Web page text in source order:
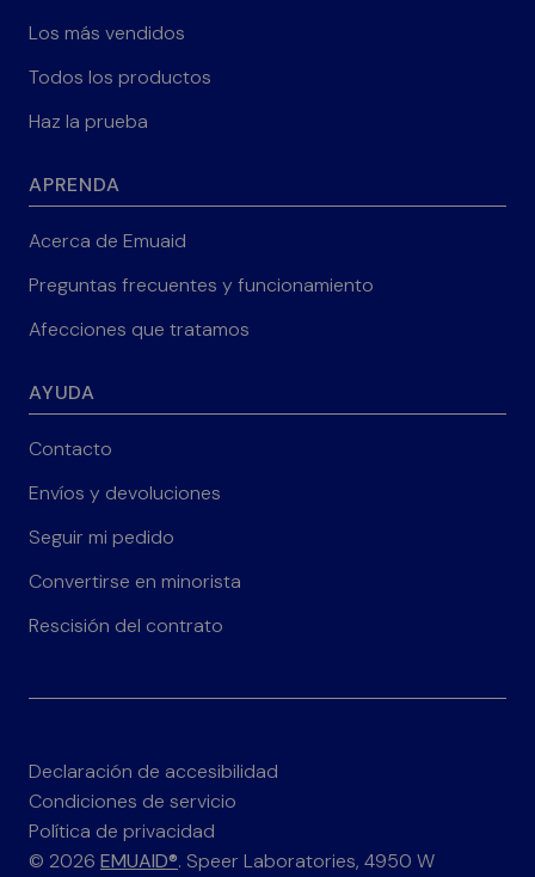
Los más vendidos
Todos los productos
Haz la prueba
APRENDA
Acerca de Emuaid
Preguntas frecuentes y funcionamiento
Afecciones que tratamos
AYUDA
Contacto
Envíos y devoluciones
Seguir mi pedido
Convertirse en minorista
Rescisión del contrato
Declaración de accesibilidad
Condiciones de servicio
Política de privacidad
© 2026 EMUAID®. Speer Laboratories, 4950 W